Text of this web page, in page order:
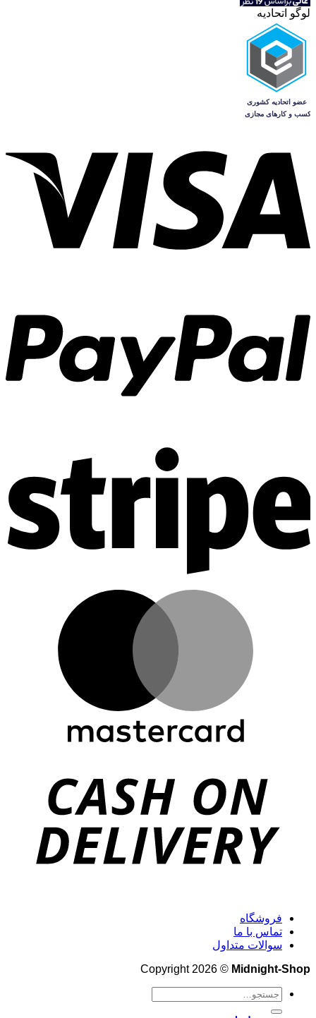
لوگو اتحادیه
فروشگاه
تماس با ما
سوالات متداول
Copyright 2026 © Midnight-Shop
جستجو